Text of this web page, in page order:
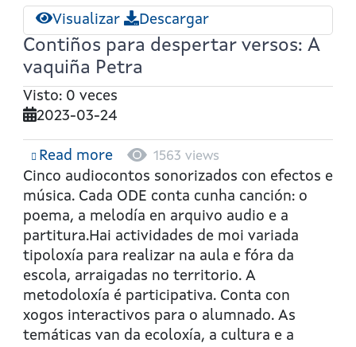
ensinou
a
cazar
Visualizar Descargar
Contiños para despertar versos: A
vaquiña Petra
Visto: 0 veces
2023-03-24
Read moreabout
Contiños
para
despertar
versos:
A
vaquiña
Petra
1563 views
Cinco audiocontos sonorizados con efectos e
música. Cada ODE conta cunha canción: o
poema, a melodía en arquivo audio e a
partitura.Hai actividades de moi variada
tipoloxía para realizar na aula e fóra da
escola, arraigadas no territorio. A
metodoloxía é participativa. Conta con
xogos interactivos para o alumnado. As
temáticas van da ecoloxía, a cultura e a